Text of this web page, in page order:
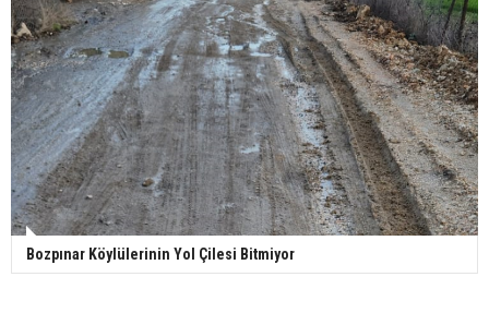
Bozpınar Köylülerinin Yol Çilesi Bitmiyor